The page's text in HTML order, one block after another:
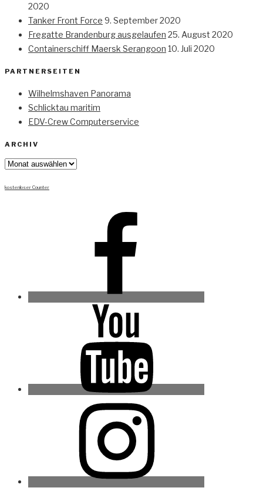
2020
Tanker Front Force 9. September 2020
Fregatte Brandenburg ausgelaufen 25. August 2020
Containerschiff Maersk Serangoon 10. Juli 2020
PARTNERSEITEN
Wilhelmshaven Panorama
Schlicktau maritim
EDV-Crew Computerservice
ARCHIV
Archiv
kostenloser Counter